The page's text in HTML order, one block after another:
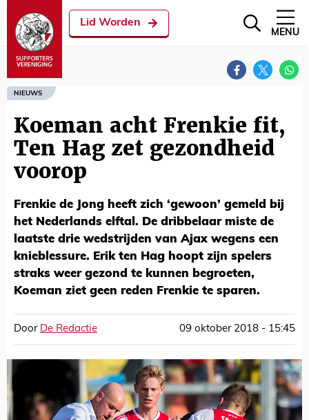
Lid Worden
MENU
NIEUWS
Koeman acht Frenkie fit,
Ten Hag zet gezondheid
voorop
Frenkie de Jong heeft zich ‘gewoon’ gemeld bij
het Nederlands elftal. De dribbelaar miste de
laatste drie wedstrijden van Ajax wegens een
knieblessure. Erik ten Hag hoopt zijn spelers
straks weer gezond te kunnen begroeten,
Koeman ziet geen reden Frenkie te sparen.
Door De Redactie 09 oktober 2018 - 15:45